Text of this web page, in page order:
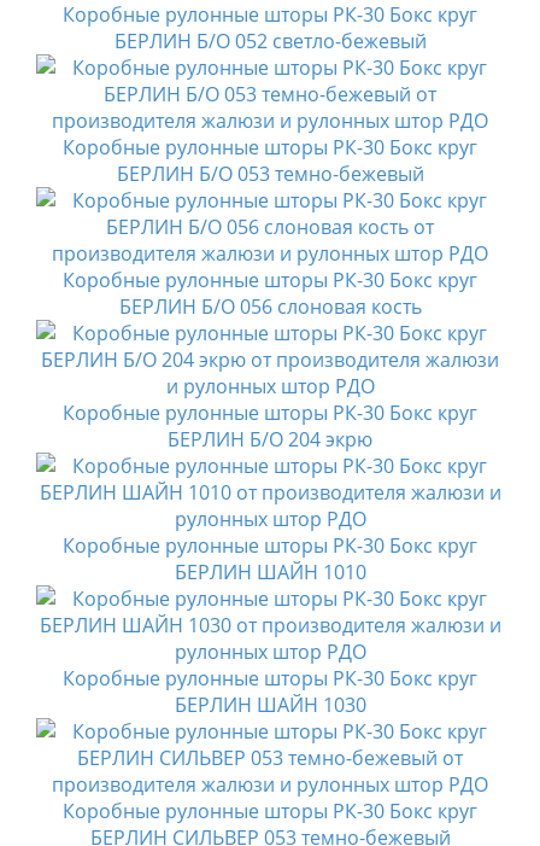
Коробные рулонные шторы РК-30 Бокс круг
БЕРЛИН Б/О 052 светло-бежевый
Коробные рулонные шторы РК-30 Бокс круг
БЕРЛИН Б/О 053 темно-бежевый
Коробные рулонные шторы РК-30 Бокс круг
БЕРЛИН Б/О 056 слоновая кость
Коробные рулонные шторы РК-30 Бокс круг
БЕРЛИН Б/О 204 экрю
Коробные рулонные шторы РК-30 Бокс круг
БЕРЛИН ШАЙН 1010
Коробные рулонные шторы РК-30 Бокс круг
БЕРЛИН ШАЙН 1030
Коробные рулонные шторы РК-30 Бокс круг
БЕРЛИН СИЛЬВЕР 053 темно-бежевый